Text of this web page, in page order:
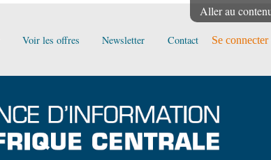
Aller au
Voir les offres Newsletter Contact Se connecter